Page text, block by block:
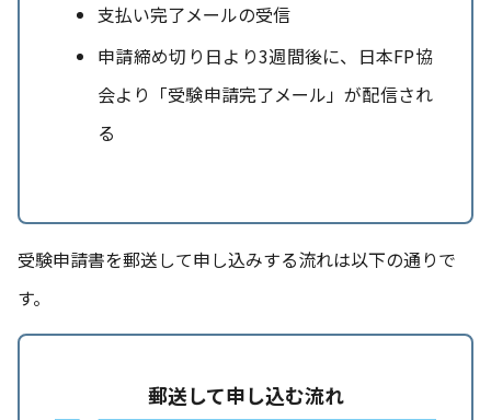
支払い完了メールの受信
申請締め切り日より3週間後に、日本FP協
会より「受験申請完了メール」が配信され
る
受験申請書を郵送して申し込みする流れは以下の通りで
す。
郵送して申し込む流れ